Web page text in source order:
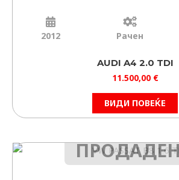
2012 Рачен
AUDI A4 2.0 TDI
11.500,00 €
ВИДИ ПОВЕЌЕ